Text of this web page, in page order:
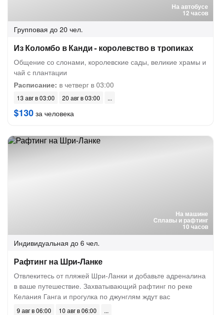
На автобусе
12 часов
Групповая до 20 чел.
Из Коломбо в Канди - королевство в тропиках
Общение со слонами, королевские сады, великие храмы и
чай с плантации
Расписание: в четверг в 03:00
13 авг в 03:00 20 авг в 03:00
$130 за человека
На машине
Сплавы и рафтинг
10 часов
Индивидуальная до 6 чел.
Рафтинг на Шри-Ланке
Отвлекитесь от пляжей Шри-Ланки и добавьте адреналина
в ваше путешествие. Захватывающий рафтинг по реке
Келания Ганга и прогулка по джунглям ждут вас
9 авг в 06:00
10 авг в 06:00